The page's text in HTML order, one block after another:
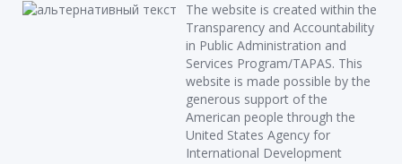
The website is created within the
Transparency and Accountability
in Public Administration and
Services Program/TAPAS. This
website is made possible by the
generous support of the
American people through the
United States Agency for
International Development